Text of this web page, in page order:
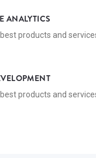
ANALYTICS
products and
products and